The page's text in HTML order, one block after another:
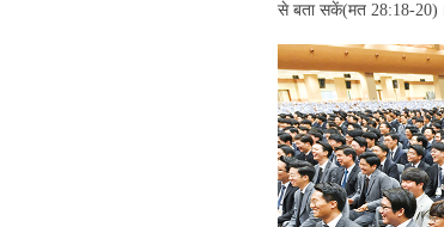
से बता सकें(मत 28:18-